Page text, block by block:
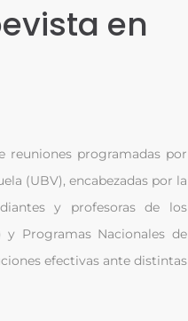
en
reuniones programadas por
(UBV), encabezadas por la
y profesoras de los
y Programas Nacionales de
efectivas ante distintas